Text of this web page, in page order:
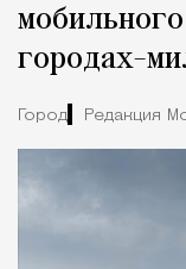
городах-
Город Редакция